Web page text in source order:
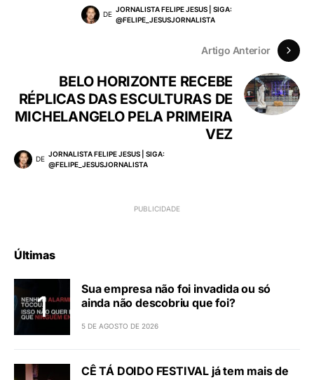
DE
JORNALISTA FELIPE JESUS | SIGA:
@FELIPE_JESUSJORNALISTA
Artigo Anterior
BELO HORIZONTE RECEBE
RÉPLICAS DAS ESCULTURAS DE
MICHELANGELO PELA PRIMEIRA
VEZ
DE
JORNALISTA FELIPE JESUS | SIGA:
@FELIPE_JESUSJORNALISTA
Últimas
Sua empresa não foi invadida ou só
ainda não descobriu que foi?
5 DE AGOSTO DE 2026
CÊ TÁ DOIDO FESTIVAL já tem mais de